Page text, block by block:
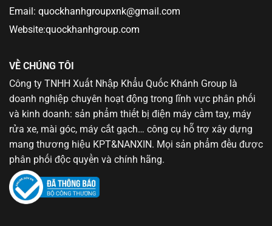
Email: quockhanhgroupxnk@gmail.com
Website:quockhanhgroup.com
VỀ CHÚNG TÔI
Công ty TNHH Xuất Nhập Khẩu Quốc Khánh Group là
doanh nghiệp chuyên hoạt động trong lĩnh vực phân phối
và kinh doanh: sản phẩm thiết bị điện máy cầm tay, máy
rửa xe, mài góc, máy cắt gạch… công cụ hỗ trợ xây dựng
mang thương hiệu KPT&NANXIN. Mọi sản phẩm đều được
phân phối độc quyền và chính hãng.